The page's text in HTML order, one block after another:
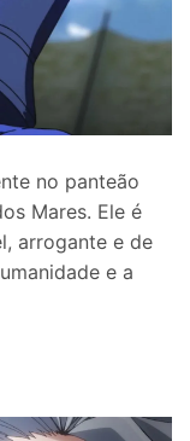
no panteão
Mares. Ele é
arrogante e de
e a